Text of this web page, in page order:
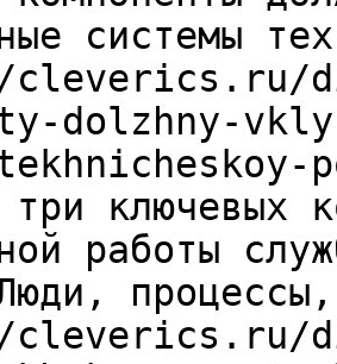
системы
dolzhny-
ключевых
работы